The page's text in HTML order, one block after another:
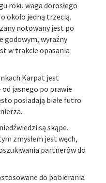
roku waga dorosłego
około jedną trzecią.
notowany jest po
godowym, wyraźny
w trakcie opasania
Karpat jest
jasnego po prawie
posiadają białe futro
są skąpe.
zmysłem jest węch,
partnerów do
do pobierania